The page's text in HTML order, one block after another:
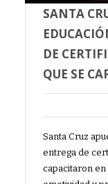
SANTA
DE
QUE SE
Santa Cruz
entrega de
capacitaron en